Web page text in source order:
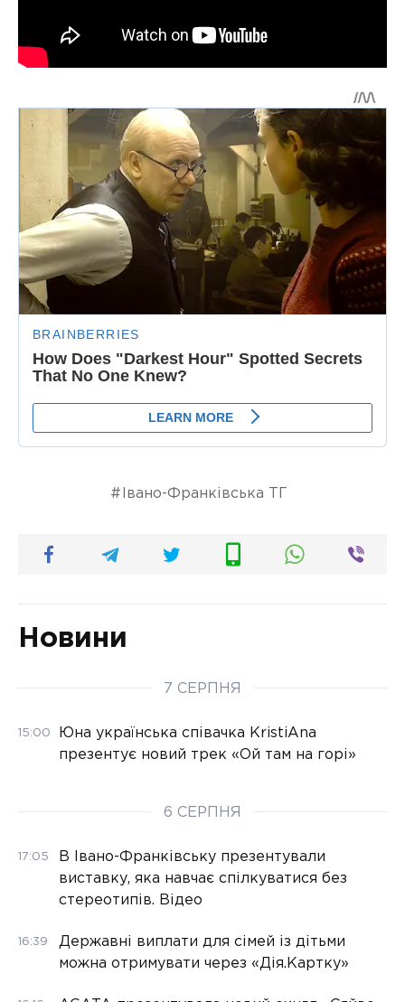
Івано-Франківська ТГ
Новини
7 СЕРПНЯ
15:00
Юна українська співачка KristiAna
презентує новий трек «Ой там на горі»
6 СЕРПНЯ
17:05
В Івано-Франківську презентували
виставку, яка навчає спілкуватися без
стереотипів. Відео
16:39
Державні виплати для сімей із дітьми
можна отримувати через «Дія.Картку»